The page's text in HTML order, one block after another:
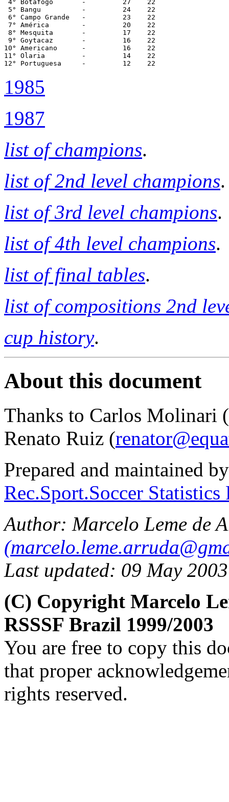
4° Botafogo       -         27    22
5° Bangu          -         24    22
6° Campo Grande   -         23    22
7° América        -         20    22
8° Mesquita       -         17    22
9° Goytacaz       -         16    22
10° Americano      -         16    22
11° Olaria         -         14    22
12° Portuguesa     -         12    22
1985
1987
list of champions.
list of 2nd level champions.
list of 3rd level champions.
list of 4th level champions.
list of final tables.
list of compositions 2nd
cup history.
About this document
Thanks to Carlos Molinari (
Renato Ruiz (
Prepared and maintained
Rec.Sport.Soccer
Author: Marcelo Leme de
Last updated: 09 May 2003
(C) Copyright Marcelo
RSSSF Brazil 1999/2003
You are free to copy this
that proper
rights reserved.